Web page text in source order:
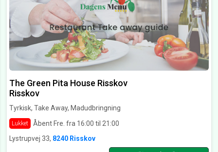
The Green Pita House Risskov
Risskov
Tyrkisk, Take Away, Madudbringning
Lukket
Åbent Fre. fra 16:00 til 21:00
Lystrupvej 33, 8240 Risskov